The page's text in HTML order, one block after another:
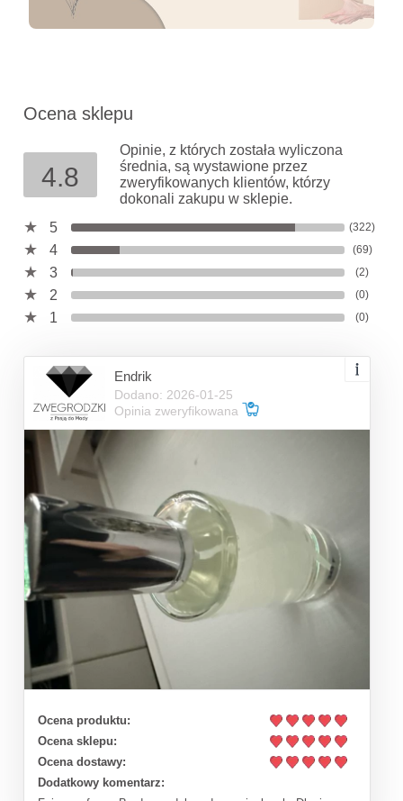
Ocena sklepu
4.8
Opinie, z których została wyliczona
średnia, są wystawione przez
zweryfikowanych klientów, którzy
dokonali zakupu w sklepie.
5
(322)
4 (69)
3 (2)
2 (0)
1 (0)
Endrik
Dodano: 2026-01-25
Opinia zweryfikowana
Ocena produktu:
Ocena sklepu:
Ocena dostawy:
Dodatkowy komentarz: